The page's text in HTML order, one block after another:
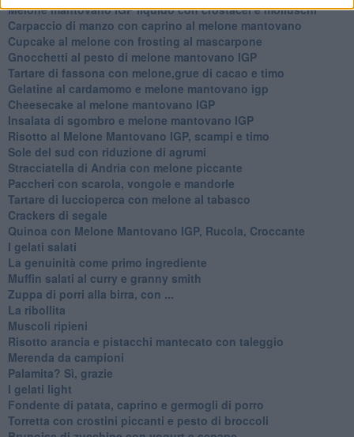
Melone mantovano IGP liquido con crostacei e molluschi
Carpaccio di manzo con caprino al melone mantovano
Cupcake al melone con frosting al mascarpone
Gnocchetti al pesto di melone mantovano IGP
Tartare di fassona con melone,grue di cacao e timo
Gelatine al cardamomo e melone mantovano igp
Cheesecake al melone mantovano IGP
Insalata di sgombro e melone mantovano IGP
Risotto al Melone Mantovano IGP, scampi e timo
Sole del sud con riduzione di agrumi
Stracciatella di Andria con melone piccante
Paccheri con scarola, vongole e mandorle
Tartare di luccioperca con melone al tabasco
Crackers di segale
Quinoa con Melone Mantovano IGP, Rucola, Croccante
I gelati salati
La genuinità come primo ingrediente
Muffin salati al curry e granny smith
Zuppa di porri alla birra, con ...
La ribollita
Muscoli ripieni
Risotto arancia e pistacchi mantecato con taleggio
Merenda da campioni
Palamita? Sì, grazie
I gelati light
Fondente di patata, caprino e germogli di porro
Torretta con crostini piccanti e pesto di broccoli